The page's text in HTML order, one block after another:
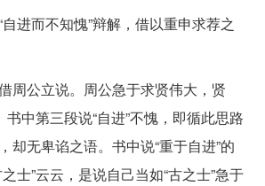
进而不知愧”辩解，借以重申求荐之
周公立说。周公急于求贤伟大，贤
书中第三段说“自进”不愧，即循此思路
却无卑谄之语。书中说“重于自进”的
士”云云，是说自己当如“古之士”急于